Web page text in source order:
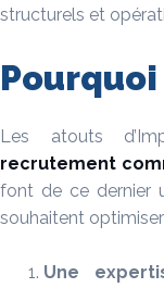
structurels et
Les atouts
recrutement
font de ce dernier
souhaitent
Une